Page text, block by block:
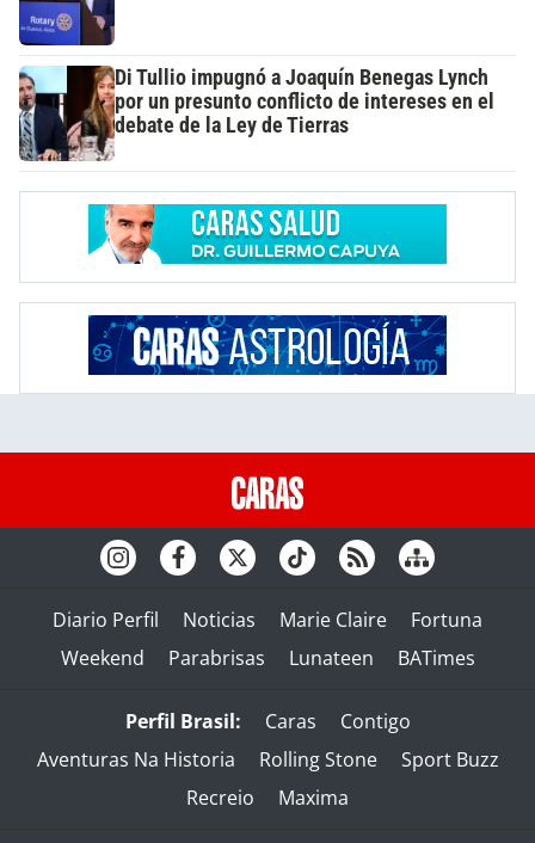
Di Tullio impugnó a Joaquín Benegas Lynch
por un presunto conflicto de intereses en el
debate de la Ley de Tierras
Diario Perfil Noticias Marie Claire
Fortuna
Weekend
Parabrisas Lunateen BATimes
Perfil Brasil: Caras
Contigo
Aventuras Na Historia
Rolling Stone
Sport Buzz
Recreio
Maxima